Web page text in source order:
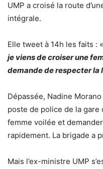
UMP a croisé la route
intégrale.
Elle tweet à 14h les faits : «
je viens de croiser une
demande de respecter la
Dépassée, Nadine
poste de police de la gare
femme voilée et
rapidement. La brigade a
Mais l’ex-ministre UMP